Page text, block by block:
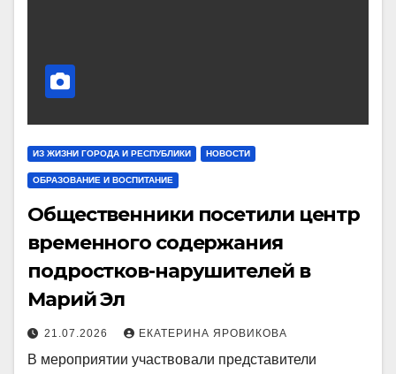
ИЗ ЖИЗНИ ГОРОДА И РЕСПУБЛИКИ НОВОСТИ
ОБРАЗОВАНИЕ И ВОСПИТАНИЕ
Общественники посетили центр
временного содержания
подростков-нарушителей в
Марий Эл
21.07.2026 ЕКАТЕРИНА ЯРОВИКОВА
В мероприятии участвовали представители